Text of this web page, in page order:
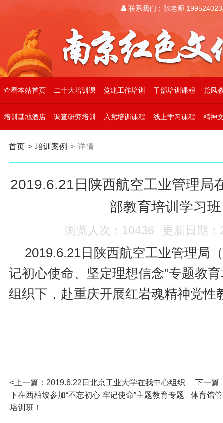
联系我们：张老师
查看本站首页 二十大培训课 党建工作培训 干部培训课程 党风
培训基地酒店 调查研究培训 入党培训课程 线上学习课程 精神
首页 > 培训案例 > 详情
2019.6.21日陕西航空工业管理局
部教育培训学习
浏览人次：10436 更新日期
2019.6.21日陕西航空工业管理局
记初心使命、坚定理想信念”专题教
组织下，赴重庆开展红岩魂精神党性
<上一篇：2019.6.22日北京工业大学在我中心组织
下在西柏坡参加“不忘初心 牢记使命”主题教育专题
培训班！
下一篇
体育馆